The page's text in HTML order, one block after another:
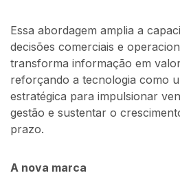
Essa abordagem amplia a
decisões comerciais e
transforma informação em
reforçando a tecnologia como
estratégica para impulsionar
gestão e sustentar o
prazo.
A nova marca